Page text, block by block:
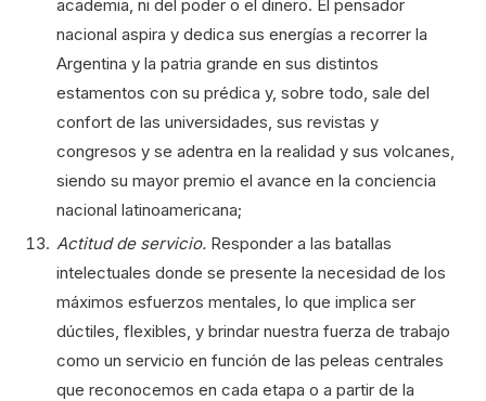
academia, ni del poder o el dinero. El pensador
nacional aspira y dedica sus energías a recorrer la
Argentina y la patria grande en sus distintos
estamentos con su prédica y, sobre todo, sale del
confort de las universidades, sus revistas y
congresos y se adentra en la realidad y sus volcanes,
siendo su mayor premio el avance en la conciencia
nacional latinoamericana;
Actitud de servicio. Responder a las batallas
intelectuales donde se presente la necesidad de los
máximos esfuerzos mentales, lo que implica ser
dúctiles, flexibles, y brindar nuestra fuerza de trabajo
como un servicio en función de las peleas centrales
que reconocemos en cada etapa o a partir de la